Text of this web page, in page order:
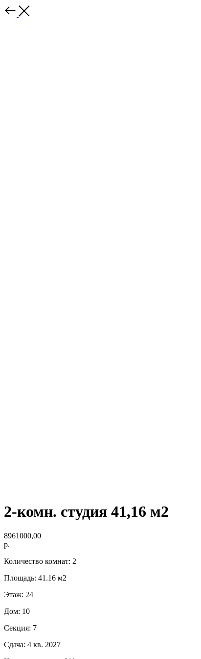
2-комн. студия 41,16 м2
8961000,00
р.
Количество комнат: 2
Площадь: 41.16 м2
Этаж: 24
Дом: 10
Секция: 7
Сдача: 4 кв. 2027